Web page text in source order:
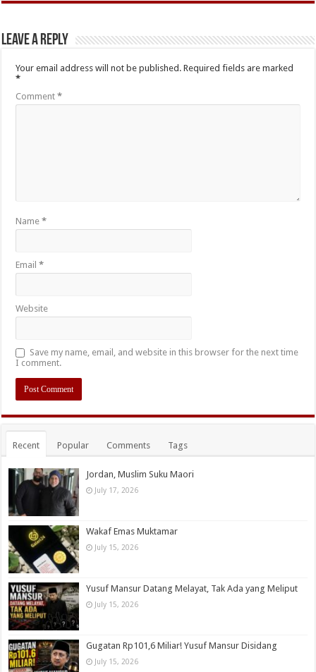
Leave a Reply
Your email address will not be published. Required fields are marked
*
Comment*
Name*
Email*
Website
Save my name, email, and website in this browser for the next time
I comment.
Recent Popular Comments Tags
Jordan, Muslim Suku Maori
July 17, 2026
Wakaf Emas Muktamar
July 15, 2026
Yusuf Mansur Datang Melayat, Tak Ada yang Meliput
July 15, 2026
Gugatan Rp101,6 Miliar! Yusuf Mansur Disidang
July 15, 2026